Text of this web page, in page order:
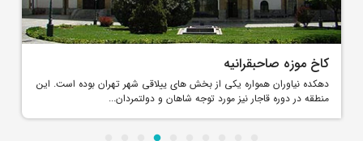
کاخ موزه صاحبقرانیه
دهکده نیاوران همواره یکی از بخش های ییلاقی شهر تهران بوده است. این
منطقه در دوره قاجار نیز مورد توجه شاهان و دولتمردان...